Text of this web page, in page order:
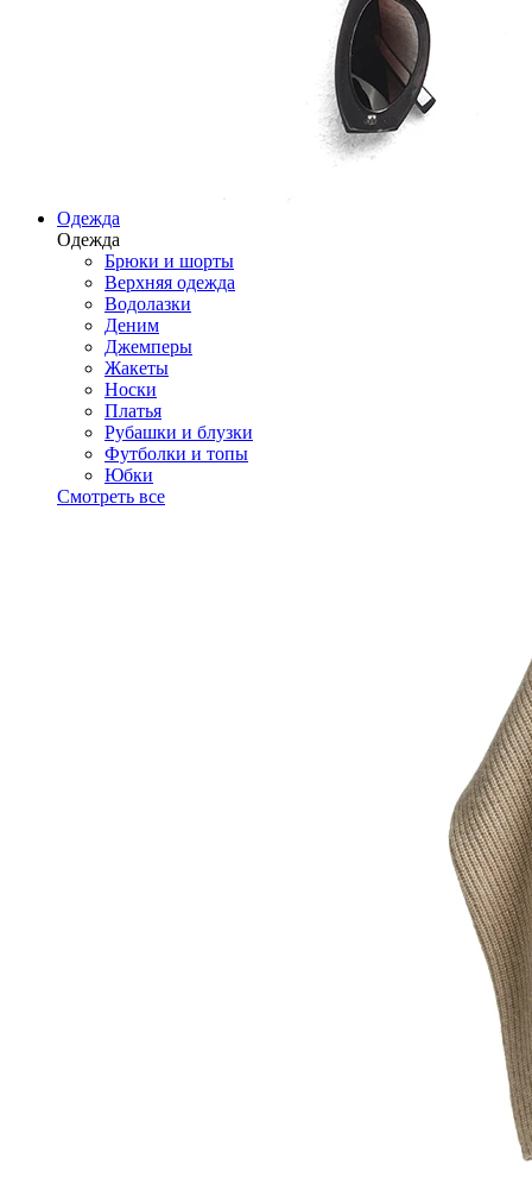
Одежда
Одежда
Брюки и шорты
Верхняя одежда
Водолазки
Деним
Джемперы
Жакеты
Носки
Платья
Рубашки и блузки
Футболки и топы
Юбки
Смотреть все